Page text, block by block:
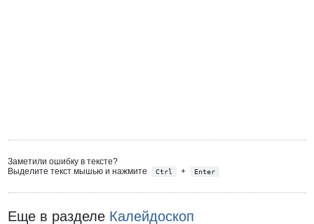
Заметили ошибку в тексте?
Выделите текст мышью и нажмите
Ctrl + Enter
Еще в разделе Калейдоскоп